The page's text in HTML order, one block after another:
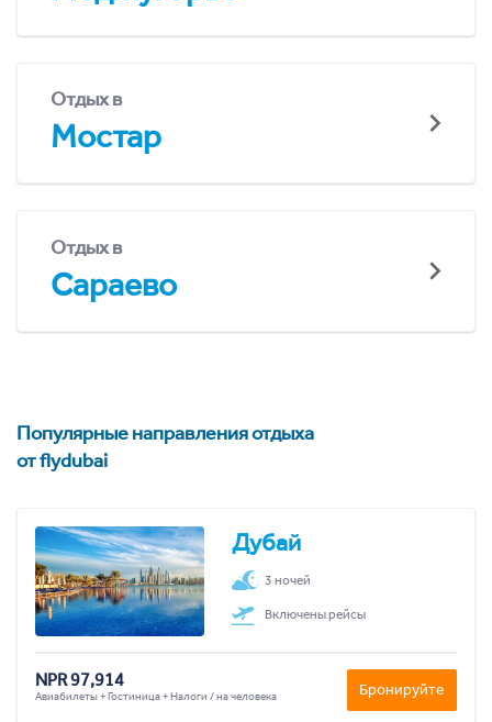
Отдых в
Мостар
Отдых в
Сараево
Популярные направления отдыха
от flydubai
Дубай
3 ночей
Включены рейсы
NPR 97,914
Авиабилеты + Гостиница + Налоги / на человека Бронируйте